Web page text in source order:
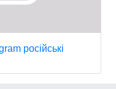
російські